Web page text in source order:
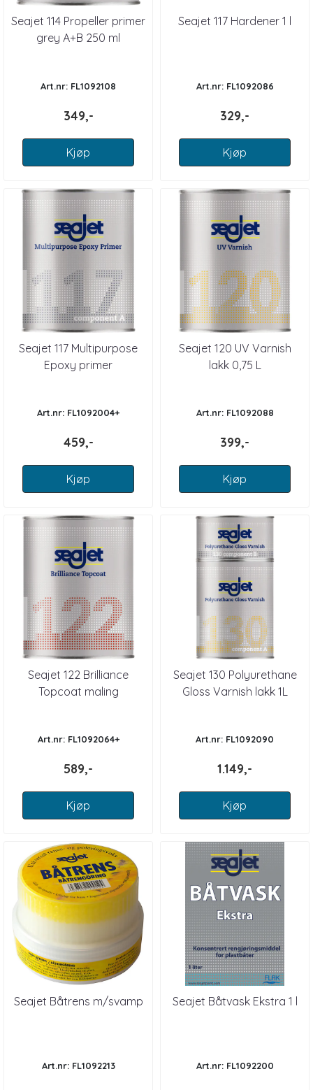
Seajet 114 Propeller primer
grey A+B 250 ml
Art.nr: FL1092108
349,-
Kjøp
Seajet 117 Hardener 1 l
Art.nr: FL1092086
329,-
Kjøp
Seajet 117 Multipurpose
Epoxy primer
Art.nr: FL1092004+
459,-
Kjøp
Seajet 120 UV Varnish
lakk 0,75 L
Art.nr: FL1092088
399,-
Kjøp
Seajet 122 Brilliance
Topcoat maling
Art.nr: FL1092064+
589,-
Kjøp
Seajet 130 Polyurethane
Gloss Varnish lakk 1L
Art.nr: FL1092090
1.149,-
Kjøp
Seajet Båtrens m/svamp
Art.nr: FL1092213
Seajet Båtvask Ekstra 1 l
Art.nr: FL1092200